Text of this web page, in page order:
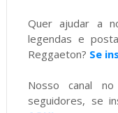
Quer ajudar a
legendas e
Reggaeton? Se
Nosso canal
seguidores, se